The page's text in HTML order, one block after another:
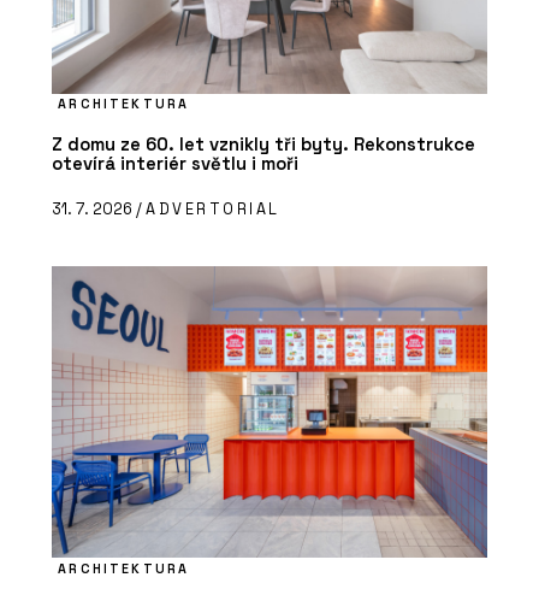
ARCHITEKTURA
Z domu ze 60. let vznikly tři byty. Rekonstrukce
otevírá interiér světlu i moři
31. 7. 2026 /ADVERTORIAL
ARCHITEKTURA